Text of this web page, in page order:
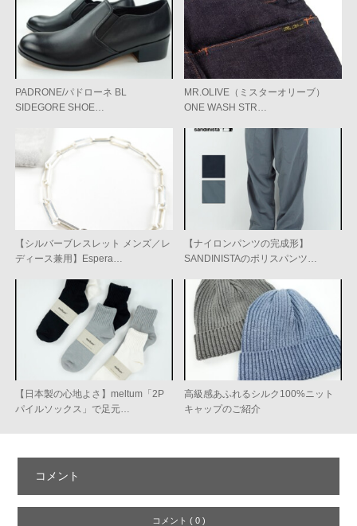
PADRONE/パドローネ BL
SIDEGORE SHOE…
MR.OLIVE（ミスターオリーブ）
ONE WASH STR…
【シルバーブレスレット メンズ／レ
ディース兼用】Espera…
【ナイロンパンツの完成形】
SANDINISTAのポリスパンツ…
【日本製の心地よさ】meltum「2P
パイルソックス」で足元…
高級感あふれるシルク100%ニット
キャップのご紹介
コメント
コメント ( 0 )